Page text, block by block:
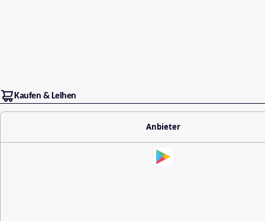
Kaufen & Leihen
Anbieter